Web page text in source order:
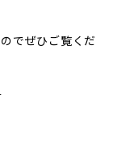
でぜひご覧くだ